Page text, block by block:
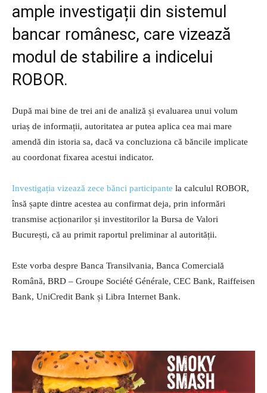
ample investigații din sistemul
bancar românesc, care vizează
modul de stabilire a indicelui
ROBOR.
După mai bine de trei ani de analiză și evaluarea unui volum
uriaș de informații, autoritatea ar putea aplica cea mai mare
amendă din istoria sa, dacă va concluziona că băncile implicate
au coordonat fixarea acestui indicator.
Investigația vizează zece bănci participante la calculul ROBOR,
însă șapte dintre acestea au confirmat deja, prin informări
transmise acționarilor și investitorilor la Bursa de Valori
București, că au primit raportul preliminar al autorității.
Este vorba despre Banca Transilvania, Banca Comercială
Română, BRD – Groupe Société Générale, CEC Bank, Raiffeisen
Bank, UniCredit Bank și Libra Internet Bank.